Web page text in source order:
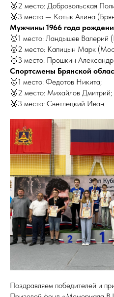
🥈2 место: Добровольская
🥉3 место — Котык Алина
Мужчины 1966 года
🥇1 место: Ландышев Валерий
🥈2 место: Капицын Марк
🥉3 место: Прошкин
Спортсмены Брянской
🥇1 место: Федотов Никита;
🥈2 место: Михайлов Дмитрий;
🥉3 место: Светлецкий Иван.
Поздравляем победителей и